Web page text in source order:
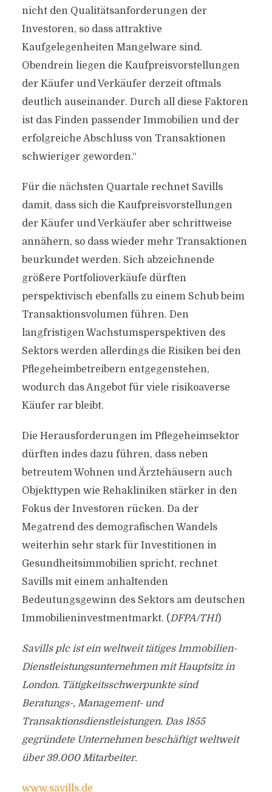
nicht den Qualitätsanforderungen der
Investoren, so dass attraktive
Kaufgelegenheiten Mangelware sind.
Obendrein liegen die Kaufpreisvorstellungen
der Käufer und Verkäufer derzeit oftmals
deutlich auseinander. Durch all diese Faktoren
ist das Finden passender Immobilien und der
erfolgreiche Abschluss von Transaktionen
schwieriger geworden.“
Für die nächsten Quartale rechnet Savills
damit, dass sich die Kaufpreisvorstellungen
der Käufer und Verkäufer aber schrittweise
annähern, so dass wieder mehr Transaktionen
beurkundet werden. Sich abzeichnende
größere Portfolioverkäufe dürften
perspektivisch ebenfalls zu einem Schub beim
Transaktionsvolumen führen. Den
langfristigen Wachstumsperspektiven des
Sektors werden allerdings die Risiken bei den
Pflegeheimbetreibern entgegenstehen,
wodurch das Angebot für viele risikoaverse
Käufer rar bleibt.
Die Herausforderungen im Pflegeheimsektor
dürften indes dazu führen, dass neben
betreutem Wohnen und Ärztehäusern auch
Objekttypen wie Rehakliniken stärker in den
Fokus der Investoren rücken. Da der
Megatrend des demografischen Wandels
weiterhin sehr stark für Investitionen in
Gesundheitsimmobilien spricht, rechnet
Savills mit einem anhaltenden
Bedeutungsgewinn des Sektors am deutschen
Immobilieninvestmentmarkt. (DFPA/TH1)
Savills plc ist ein weltweit tätiges Immobilien-
Dienstleistungsunternehmen mit Hauptsitz in
London. Tätigkeitsschwerpunkte sind
Beratungs-, Management- und
Transaktionsdienstleistungen. Das 1855
gegründete Unternehmen beschäftigt weltweit
über 39.000 Mitarbeiter.
www.savills.de